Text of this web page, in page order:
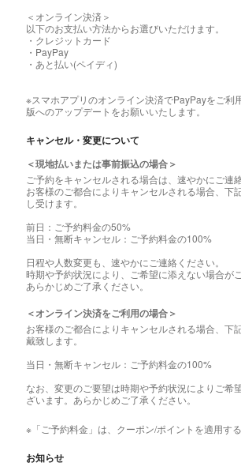
＜オンライン決済＞
以下のお支払い方法からお選びいただけます。
・クレジットカード
・PayPay
・あと払い(ペイディ)
※スマホアプリのオンライン決済でPayPayをご利
版へのアップデートをお願いいたします。
キャンセル・変更について
＜現地払いまたは事前振込の場合＞
ご予約をキャンセルされる場合は、速やかにご連
お客様のご都合によりキャンセルされる場合、下
し受けます。
前日：ご予約料金の50%
当日・無断キャンセル：ご予約料金の100%
日程や人数変更も、速やかにご連絡ください。
時期や予約状況により、ご希望に添えない場合がご
あらかじめご了承ください。
＜オンライン決済をご利用の場合＞
お客様のご都合によりキャンセルされる場合、下
戴致します。
当日・無断キャンセル：ご予約料金の100%
なお、変更のご要望は時期や予約状況によりご希
ざいます。あらかじめご了承ください。
※「ご予約料金」は、クーポン/ポイントを適用する
お知らせ